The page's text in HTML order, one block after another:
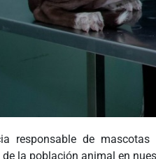
responsable de
la población animal en